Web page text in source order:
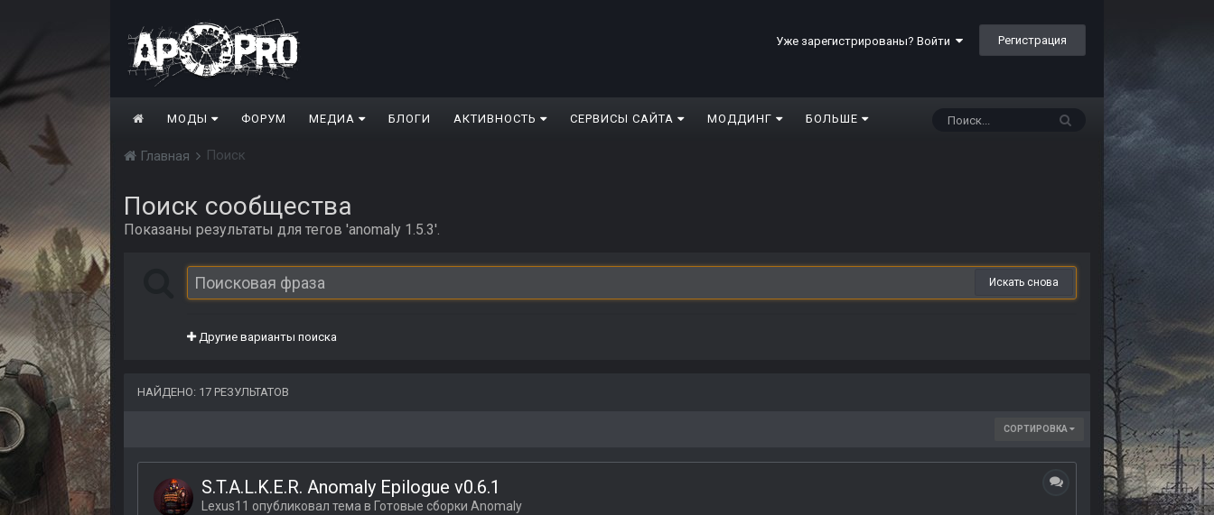
Уже зарегистрированы? Войти Регистрация
МОДЫ ФОРУМ МЕДИА БЛОГИ АКТИВНОСТЬ СЕРВИСЫ САЙТА МОДДИНГ БОЛЬШЕ
Главная Поиск
Поиск сообщества
Показаны результаты для тегов 'anomaly 1.5.3'.
Искать снова
Другие варианты поиска
НАЙДЕНО: 17 РЕЗУЛЬТАТОВ
СОРТИРОВКА
S.T.A.L.K.E.R. Anomaly Epilogue v0.6.1
Lexus11 опубликовал тема в Готовые сборки Anomaly